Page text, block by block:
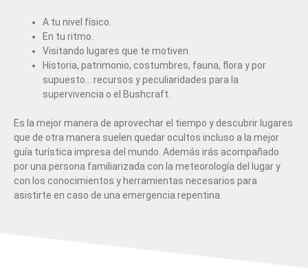
A tu nivel físico.
En tu ritmo.
Visitando lugares que te motiven.
Historia, patrimonio, costumbres, fauna, flora y por
supuesto… recursos y peculiaridades para la
supervivencia o el Bushcraft.
Es la mejor manera de aprovechar el tiempo y descubrir lugares
que de otra manera suelen quedar ocultos incluso a la mejor
guía turística impresa del mundo. Además irás acompañado
por una persona familiarizada con la meteorología del lugar y
con los conocimientos y herramientas necesarios para
asistirte en caso de una emergencia repentina.